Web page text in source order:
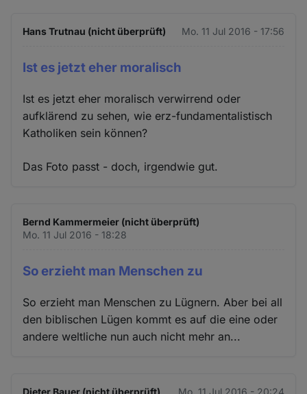
Hans Trutnau (nicht überprüft) Mo. 11 Jul 2016 - 17:56
Ist es jetzt eher moralisch
Ist es jetzt eher moralisch verwirrend oder
aufklärend zu sehen, wie erz-fundamentalistisch
Katholiken sein können?
Das Foto passt - doch, irgendwie gut.
Bernd Kammermeier (nicht überprüft)
Mo. 11 Jul 2016 - 18:28
So erzieht man Menschen zu
So erzieht man Menschen zu Lügnern. Aber bei all
den biblischen Lügen kommt es auf die eine oder
andere weltliche nun auch nicht mehr an...
Dieter Bauer (nicht überprüft) Mo. 11 Jul 2016 - 20:24